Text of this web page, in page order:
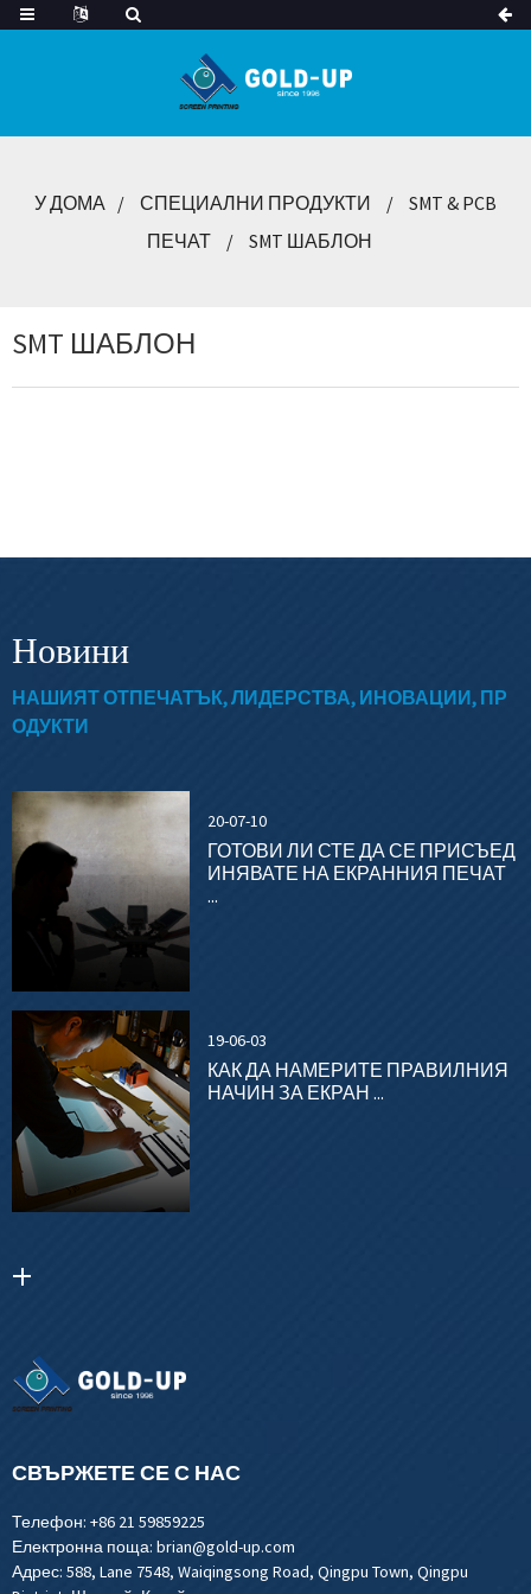
У ДОМА СПЕЦИАЛНИ ПРОДУКТИ
SMT & PCB
ПЕЧАТ
SMT ШАБЛОН
SMT ШАБЛОН
Новини
НАШИЯТ ОТПЕЧАТЪК, ЛИДЕРСТВА, ИНОВАЦИИ, ПР
ОДУКТИ
20-07-10
ГОТОВИ ЛИ СТЕ ДА СЕ ПРИСЪЕД
ИНЯВАТЕ НА ЕКРАННИЯ ПЕЧАТ
...
19-06-03
КАК ДА НАМЕРИТЕ ПРАВИЛНИЯ
НАЧИН ЗА ЕКРАН ...
СВЪРЖЕТЕ СЕ С НАС
Телефон: +86 21 59859225
Електронна поща: brian@gold-up.com
Адрес: 588, Lane 7548, Waiqingsong Road, Qingpu Town, Qingpu